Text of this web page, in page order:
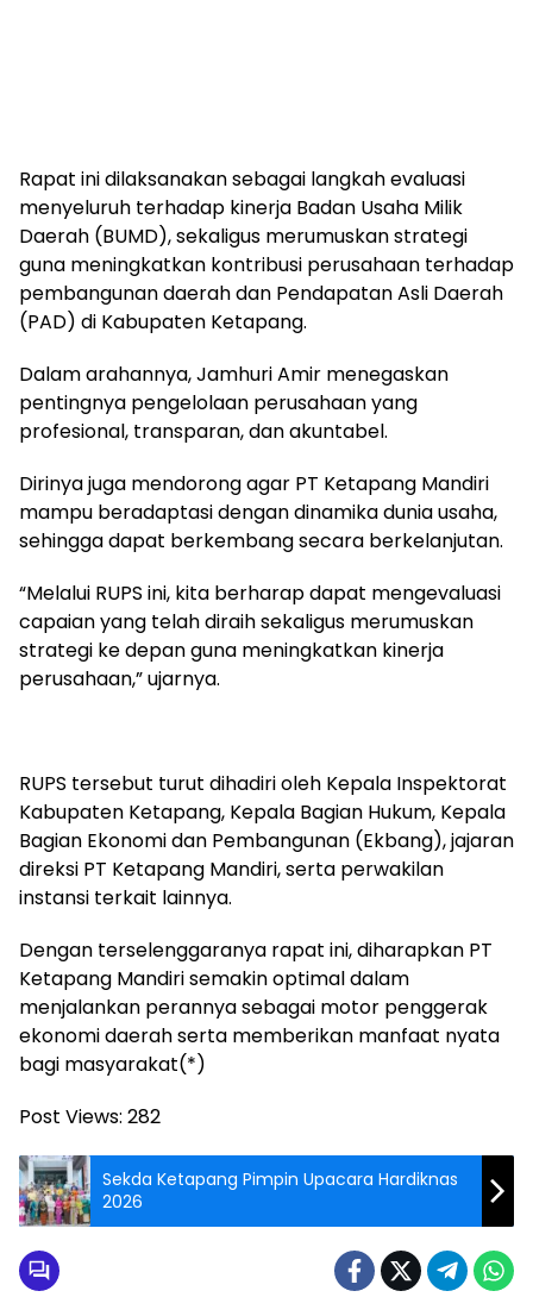
​Rapat ini dilaksanakan sebagai langkah evaluasi
menyeluruh terhadap kinerja Badan Usaha Milik
Daerah (BUMD), sekaligus merumuskan strategi
guna meningkatkan kontribusi perusahaan terhadap
pembangunan daerah dan Pendapatan Asli Daerah
(PAD) di Kabupaten Ketapang.
​Dalam arahannya, Jamhuri Amir menegaskan
pentingnya pengelolaan perusahaan yang
profesional, transparan, dan akuntabel.
Dirinya juga mendorong agar PT Ketapang Mandiri
mampu beradaptasi dengan dinamika dunia usaha,
sehingga dapat berkembang secara berkelanjutan.
​“Melalui RUPS ini, kita berharap dapat mengevaluasi
capaian yang telah diraih sekaligus merumuskan
strategi ke depan guna meningkatkan kinerja
perusahaan,” ujarnya.
RUPS tersebut turut dihadiri oleh Kepala Inspektorat
Kabupaten Ketapang, Kepala Bagian Hukum, Kepala
Bagian Ekonomi dan Pembangunan (Ekbang), jajaran
direksi PT Ketapang Mandiri, serta perwakilan
instansi terkait lainnya.
Dengan terselenggaranya rapat ini, diharapkan PT
Ketapang Mandiri semakin optimal dalam
menjalankan perannya sebagai motor penggerak
ekonomi daerah serta memberikan manfaat nyata
bagi masyarakat(*)
Post Views: 282
Sekda Ketapang Pimpin Upacara Hardiknas
2026